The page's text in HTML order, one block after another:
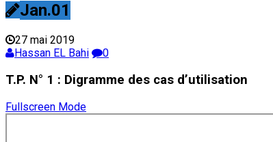
Jan.01
27 mai 2019
Hassan EL Bahi
0
T.P. N° 1 : Digramme des cas d’utilisation
Fullscreen Mode